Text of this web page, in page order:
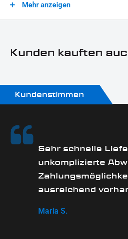
Zeitpunkt Ihrer
Mehr anzeigen
Kunden kauften
Kundenstimmen
Sehr schnelle
unkomplizierte
ausreichend
Maria S.